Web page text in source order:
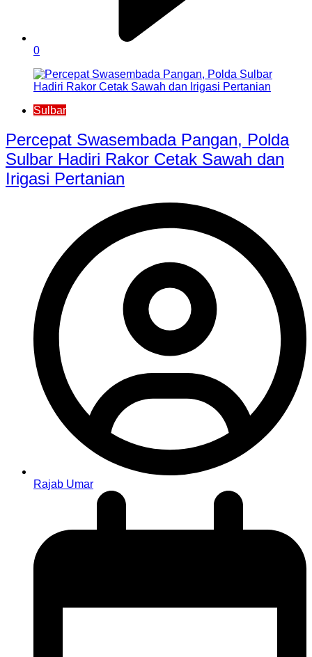
0
Sulbar
Percepat Swasembada Pangan, Polda
Sulbar Hadiri Rakor Cetak Sawah dan
Irigasi Pertanian
Rajab Umar